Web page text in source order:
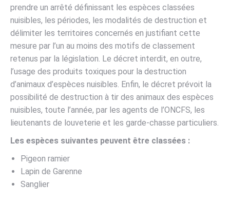
prendre un arrêté définissant les espèces classées
nuisibles, les périodes, les modalités de destruction et
délimiter les territoires concernés en justifiant cette
mesure par l’un au moins des motifs de classement
retenus par la législation. Le décret interdit, en outre,
l’usage des produits toxiques pour la destruction
d’animaux d’espèces nuisibles. Enfin, le décret prévoit la
possibilité de destruction à tir des animaux des espèces
nuisibles, toute l’année, par les agents de l’ONCFS, les
lieutenants de louveterie et les garde-chasse particuliers.
Les espèces suivantes peuvent être classées :
Pigeon ramier
Lapin de Garenne
Sanglier